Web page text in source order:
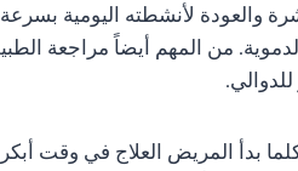
لأنشطته اليومية
من المهم أيضاً مراجعة
بدأ المريض العلاج في وقت